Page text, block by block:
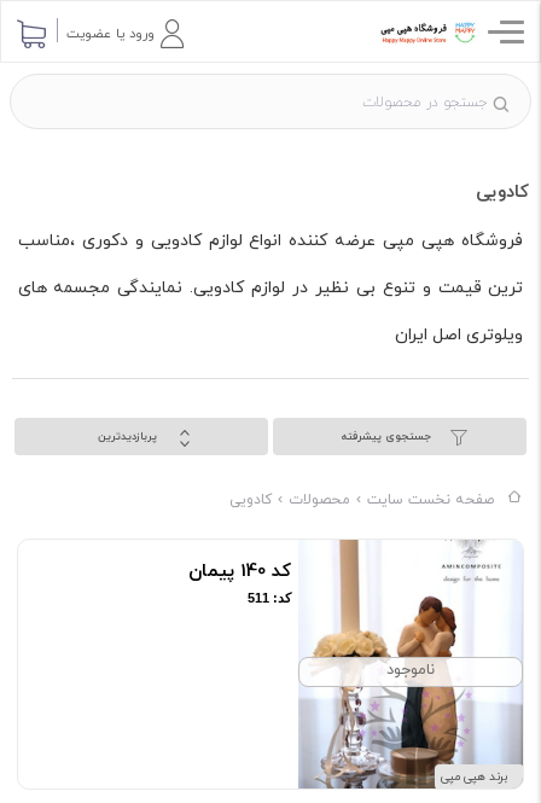
ورود یا عضویت
کادویی
فروشگاه هپی مپی عرضه کننده انواع لوازم کادویی و دکوری ،مناسب
ترین قیمت و تنوع بی نظیر در لوازم کادویی. نمایندگی مجسمه های
ویلوتری اصل ایران
جستجوی پیشرفته پربازدیدترین
صفحه نخست سایت محصولات کادویی
ناموجود
برند هپی مپی
کد 140 پیمان
کد: 511